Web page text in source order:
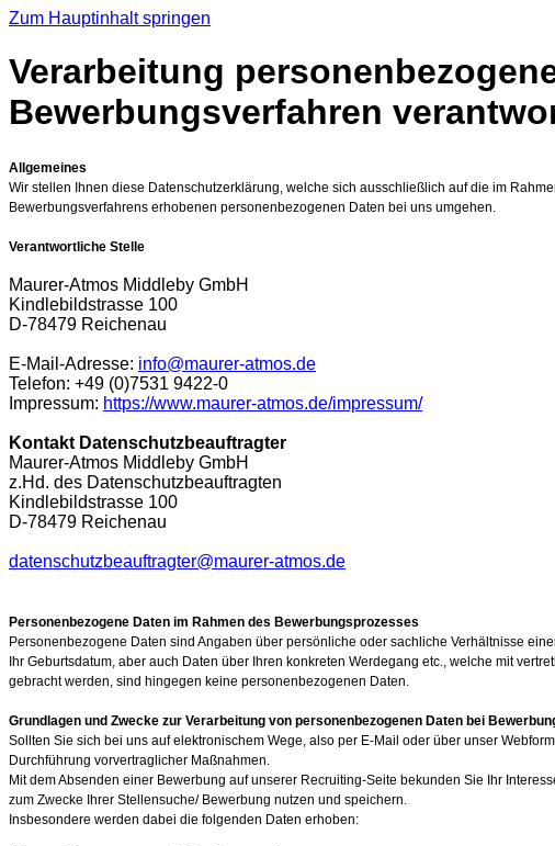
Zum Hauptinhalt springen
Verarbeitung
Bewerbungsverfahren
Allgemeines
Wir stellen Ihnen diese Datenschutzerklärung, welche sich ausschließlich auf die im
Bewerbungsverfahrens erhobenen personenbezogenen Daten bei uns umgehen.
Verantwortliche Stelle
Maurer-Atmos Middleby GmbH
Kindlebildstrasse 100
D-78479 Reichenau
E-Mail-Adresse: info@maurer-atmos.de
Telefon: +49 (0)7531 9422-0
Impressum: https://www.maurer-atmos.de/impressum/
Kontakt Datenschutzbeauftragter
Maurer-Atmos Middleby GmbH
z.Hd. des Datenschutzbeauftragten
Kindlebildstrasse 100
D-78479 Reichenau
datenschutzbeauftragter@maurer-atmos.de
Personenbezogene Daten im Rahmen des Bewerbungsprozesses
Personenbezogene Daten sind Angaben über persönliche oder sachliche Verhältnisse
Ihr Geburtsdatum, aber auch Daten über Ihren konkreten Werdegang etc., welche mit
gebracht werden, sind hingegen keine personenbezogenen Daten.
Grundlagen und Zwecke zur Verarbeitung von personenbezogenen Daten bei
Sollten Sie sich bei uns auf elektronischem Wege, also per E-Mail oder über unser
Durchführung vorvertraglicher Maßnahmen.
Mit dem Absenden einer Bewerbung auf unserer Recruiting-Seite bekunden Sie Ihr
zum Zwecke Ihrer Stellensuche/ Bewerbung nutzen und speichern.
Insbesondere werden dabei die folgenden Daten erhoben: